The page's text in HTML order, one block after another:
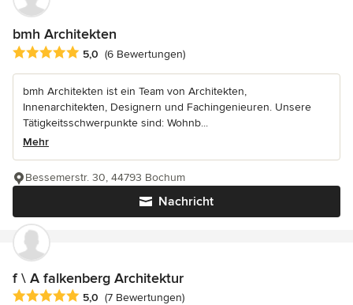
bmh Architekten
Durchschnittliche Bewertung: 5 von 5 Sternen
5,0 (6 Bewertungen)
bmh Architekten ist ein Team von Architekten,
Innenarchitekten, Designern und Fachingenieuren. Unsere
Tätigkeitsschwerpunkte sind: Wohnb...
Mehr
Nachricht
Bessemerstr. 30, 44793 Bochum
f \ A falkenberg Architektur
Durchschnittliche Bewertung: 5 von 5 Sternen
5,0 (7 Bewertungen)